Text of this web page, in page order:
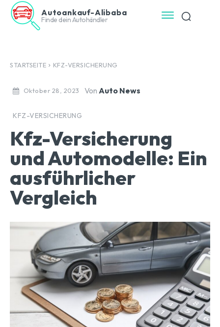
Autoankauf-Alibaba
Finde dein Autohändler
STARTSEITE KFZ-VERSICHERUNG
Oktober 28, 2023 Von Auto News
KFZ-VERSICHERUNG
Kfz-Versicherung
und Automodelle: Ein
ausführlicher
Vergleich